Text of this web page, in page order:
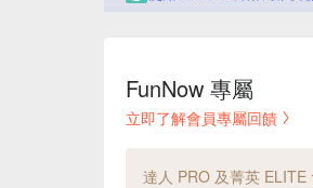
FunNow 專屬
立即了解會員專屬回饋
達人 PRO 及菁英 ELITE